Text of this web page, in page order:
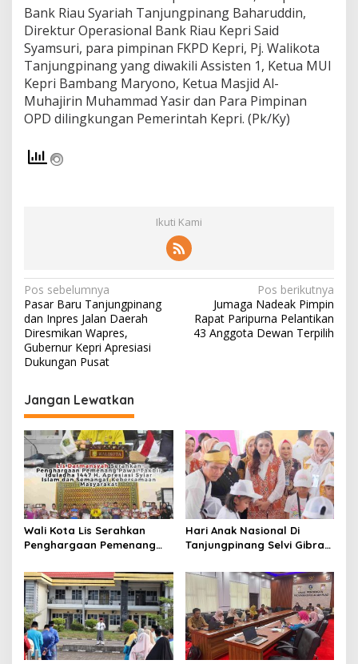
Bank Riau Syariah Tanjungpinang Baharuddin,
Direktur Operasional Bank Riau Kepri Said
Syamsuri, para pimpinan FKPD Kepri, Pj. Walikota
Tanjungpinang yang diwakili Assisten 1, Ketua MUI
Kepri Bambang Maryono, Ketua Masjid Al-
Muhajirin Muhammad Yasir dan Para Pimpinan
OPD dilingkungan Pemerintah Kepri. (Pk/Ky)
Ikuti Kami
N
a
v
i
a
s
i
p
o
s
Pos sebelumnya
Pasar Baru Tanjungpinang
dan Inpres Jalan Daerah
Diresmikan Wapres,
Gubernur Kepri Apresiasi
Dukungan Pusat
Pos berikutnya
Jumaga Nadeak Pimpin
Rapat Paripurna Pelantikan
43 Anggota Dewan Terpilih
Jangan Lewatkan
Wali Kota Lis Serahkan
Penghargaan Pemenang
H, Ajak Masyarakat Terus
Hidupkan Syiar Islam
Hari Anak Nasional Di
Tanjungpinang Selvi Gibran
Nasional RANA